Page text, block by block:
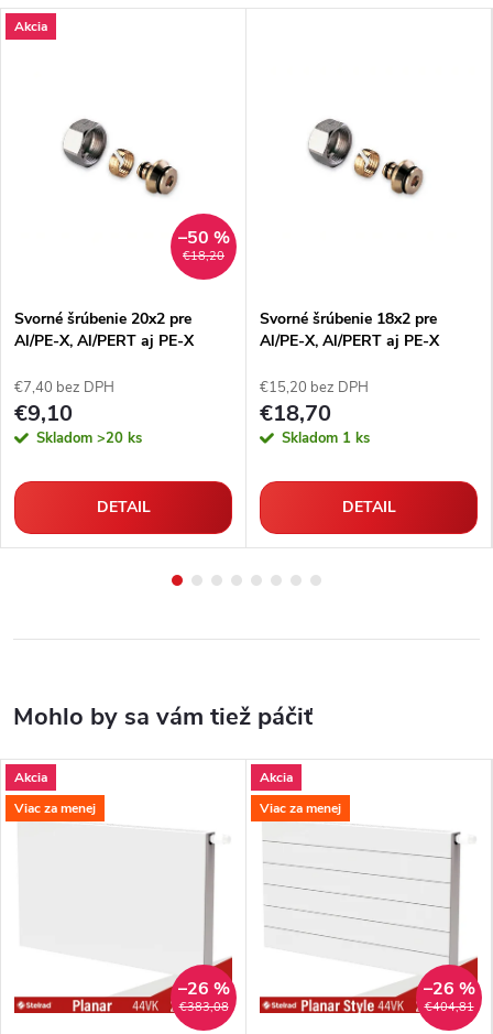
Akcia
€18,20
–50 %
Svorné šrúbenie 20x2 pre
Al/PE-X, Al/PERT aj PE-X
€7,40 bez DPH
€9,10
Skladom >20 ks
DETAIL
Svorné šrúbenie 18x2 pre
Al/PE-X, Al/PERT aj PE-X
€15,20 bez DPH
€18,70
Skladom 1 ks
DETAIL
Akcia
Viac za menej
€383,08
–26 %
Akcia
Viac za menej
€404,81
–26 %